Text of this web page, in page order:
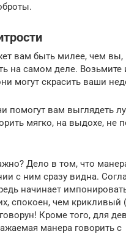
вам быть милее, чем вы,
на самом деле. Возьмите
могут скрасить ваши
помогут вам выглядеть
мягко, на выдохе, не
Дело в том, что
с ним сразу видна.
начинает
спокоен, чем крикливый
Кроме того, для
манера говорить с